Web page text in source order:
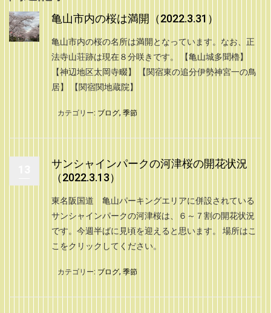
亀山市内の桜は満開（2022.3.31）
亀山市内の桜の名所は満開となっています。なお、正
法寺山荘跡は現在８分咲きです。 【亀山城多聞櫓】
【神辺地区太岡寺畷】 【関宿東の追分伊勢神宮一の鳥
居】 【関宿関地蔵院】
カテゴリー: ブログ, 季節
サンシャインパークの河津桜の開花状況
（2022.3.13）
東名阪国道 亀山パーキングエリアに併設されている
サンシャインパークの河津桜は、６～７割の開花状況
です。今週半ばに見頃を迎えると思います。 場所はこ
こをクリックしてください。
カテゴリー: ブログ, 季節